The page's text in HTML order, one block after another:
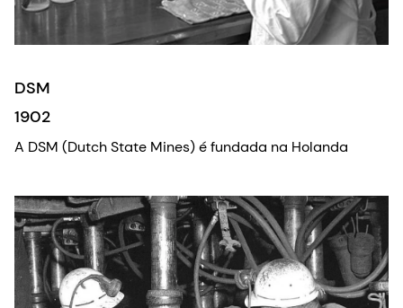
DSM
1902
A DSM (Dutch State Mines) é fundada na Holanda